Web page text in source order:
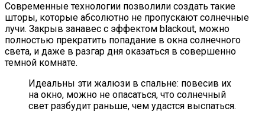
Современные технологии позволили создать такие
шторы, которые абсолютно не пропускают солнечные
лучи. Закрыв занавес с эффектом blackout, можно
полностью прекратить попадание в окна солнечного
света, и даже в разгар дня оказаться в совершенно
темной комнате.
Идеальны эти жалюзи в спальне: повесив их
на окно, можно не опасаться, что солнечный
свет разбудит раньше, чем удастся выспаться.